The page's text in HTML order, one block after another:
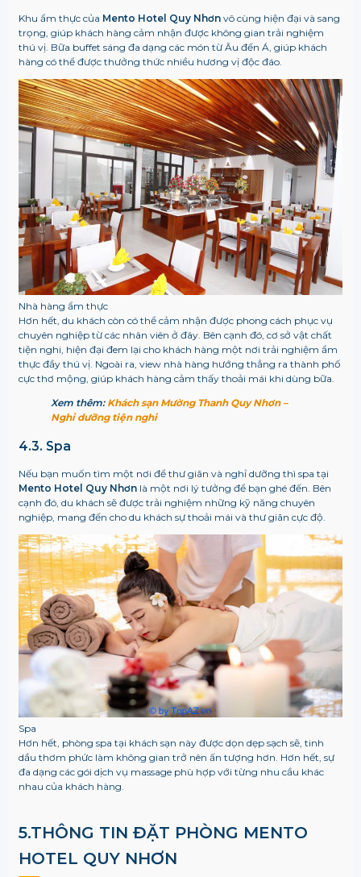
Khu ẩm thực của Mento Hotel Quy Nhơnvô cùng hiện đại và sang
trọng, giúp khách hàng cảm nhận được không gian trải nghiệm
thú vị. Bữa buffet sáng đa dạng các món từ Âu đến Á, giúp khách
hàng có thể được thưởng thức nhiều hương vị độc đáo.
Nhà hàng ẩm thực
Hơn hết, du khách còn có thể cảm nhận được phong cách phục vụ
chuyên nghiệp từ các nhân viên ở đây. Bên cạnh đó, cơ sở vật chất
tiện nghi, hiện đại đem lại cho khách hàng một nơi trải nghiệm ẩm
thực đầy thú vị. Ngoài ra, view nhà hàng hướng thẳng ra thành phố
cực thơ mộng, giúp khách hàng cảm thấy thoải mái khi dùng bữa.
Xem thêm: Khách sạn Mường Thanh Quy Nhơn –
Nghỉ dưỡng tiện nghi
4.3. Spa
Nếu bạn muốn tìm một nơi để thư giãn và nghỉ dưỡng thì spa tại
Mento Hotel Quy Nhơnlà một nơi lý tưởng để bạn ghé đến. Bên
cạnh đó, du khách sẽ được trải nghiệm những kỹ năng chuyên
nghiệp, mang đến cho du khách sự thoải mái và thư giãn cực độ.
Spa
Hơn hết, phòng spa tại khách sạn này được dọn dẹp sạch sẽ, tinh
dầu thơm phức làm không gian trở nên ấn tượng hơn. Hơn hết, sự
đa dạng các gói dịch vụ massage phù hợp với từng nhu cầu khác
nhau của khách hàng.
5.THÔNG TIN ĐẶT PHÒNG MENTO
HOTEL QUY NHƠN